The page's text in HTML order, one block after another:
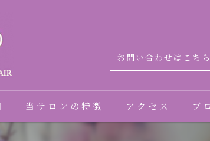
お問い合わせはこちら
当サロンの特徴 アクセス ブ